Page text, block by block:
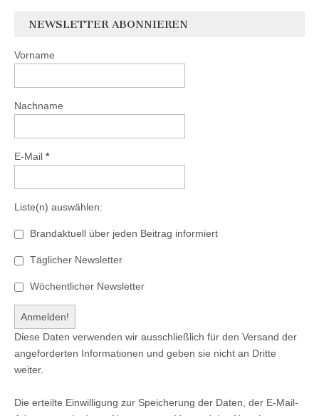
NEWSLETTER ABONNIEREN
Vorname
Nachname
E-Mail *
Liste(n) auswählen:
Brandaktuell über jeden Beitrag informiert
Täglicher Newsletter
Wöchentlicher Newsletter
Diese Daten verwenden wir ausschließlich für den Versand der
angeforderten Informationen und geben sie nicht an Dritte
weiter.
Die erteilte Einwilligung zur Speicherung der Daten, der E-Mail-